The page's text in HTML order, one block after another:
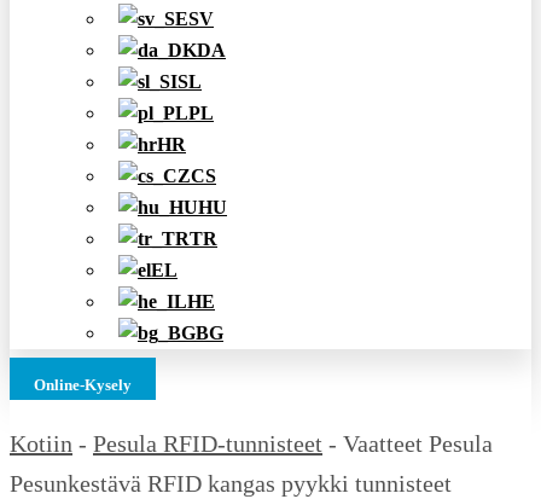
SV
DA
SL
PL
HR
CS
HU
TR
EL
HE
BG
Online-Kysely
Kotiin - Pesula RFID-tunnisteet - Vaatteet Pesula
Pesunkestävä RFID kangas pyykki tunnisteet